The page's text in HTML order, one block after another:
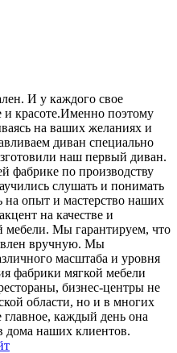
И у каждого свое
и красоте.Именно поэтому
на ваших желаниях и
диван специально
наш первый диван.
фабрике по производству
слушать и понимать
опыт и мастерство наших
на качестве и
мебели. Мы гарантируем, что
вручную. Мы
масштаба и уровня
фабрики мягкой мебели
бизнес-центры не
области, но и в многих
каждый день она
дома наших клиентов.